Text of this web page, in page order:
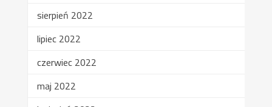
sierpień 2022
lipiec 2022
czerwiec 2022
maj 2022